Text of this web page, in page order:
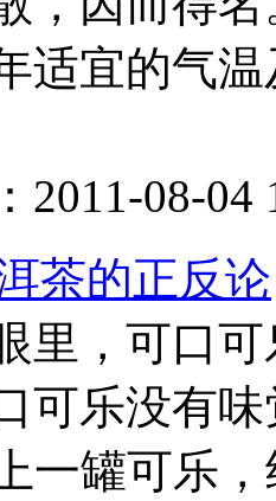
适宜的气
2011-08-
茶的正反论
里，可口
可乐没有
一罐可乐